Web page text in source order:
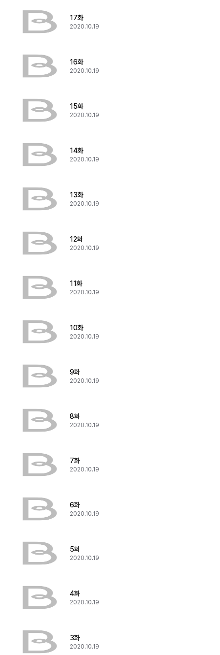
17화
2020.10.19
16화
2020.10.19
15화
2020.10.19
14화
2020.10.19
13화
2020.10.19
12화
2020.10.19
11화
2020.10.19
10화
2020.10.19
9화
2020.10.19
8화
2020.10.19
7화
2020.10.19
6화
2020.10.19
5화
2020.10.19
4화
2020.10.19
3화
2020.10.19